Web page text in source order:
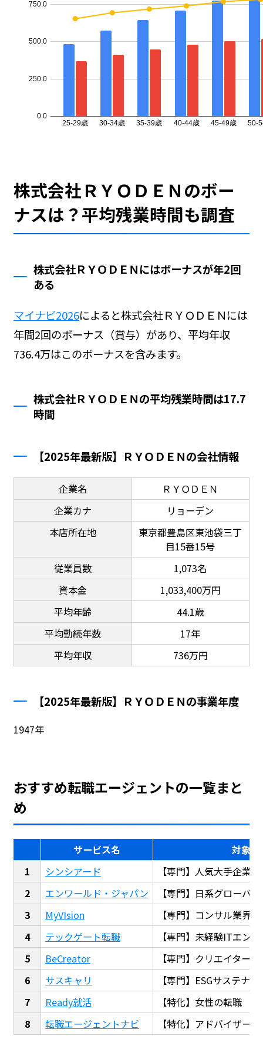
株式会社ＲＹＯＤＥＮのボー
ナスは？平均残業時間も調査
株式会社ＲＹＯＤＥＮにはボーナスが年2回
ある
マイナビ2026によると株式会社ＲＹＯＤＥＮには
年間2回のボーナス（賞与）があり、平均年収
736.4万はこのボーナスを含みます。
株式会社ＲＹＯＤＥＮの平均残業時間は17.7
時間
【2025年最新版】ＲＹＯＤＥＮの会社情報
企業名
ＲＹＯＤＥＮ
企業カナ
リョーデン
本店所在地
東京都豊島区東池袋三丁
目15番15号
従業員数
1,073名
資本金
1,033,400万円
平均年齢
44.1歳
平均勤続年数
17年
平均年収
736万円
【2025年最新版】ＲＹＯＤＥＮの事業年度
1947年
おすすめ転職エージェントの一覧まと
め
サービス名
対象
シンシアード
【専門】人気大手企業
エンワールド・ジャパン
【専門】日系グローバ
MyVIsion
【専門】コンサル業界
テックゲート転職
【専門】未経験ITエン
BeCreator
【専門】クリエイター
サスキャリ
【専門】ESGサステナ
Ready就活
【特化】女性の転職
転職エージェントナビ
【特化】アドバイザー